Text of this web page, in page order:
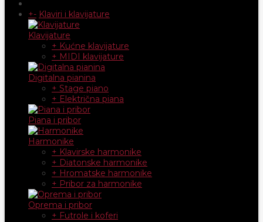
+- Klaviri i klavijature
Klavijature
+ Kućne klavijature
+ MIDI klavijature
Digitalna pianina
+ Stage piano
+ Električna piana
Piana i pribor
Harmonike
+ Klavirske harmonike
+ Diatonske harmonike
+ Hromatske harmonike
+ Pribor za harmonike
Oprema i pribor
+ Futrole i koferi